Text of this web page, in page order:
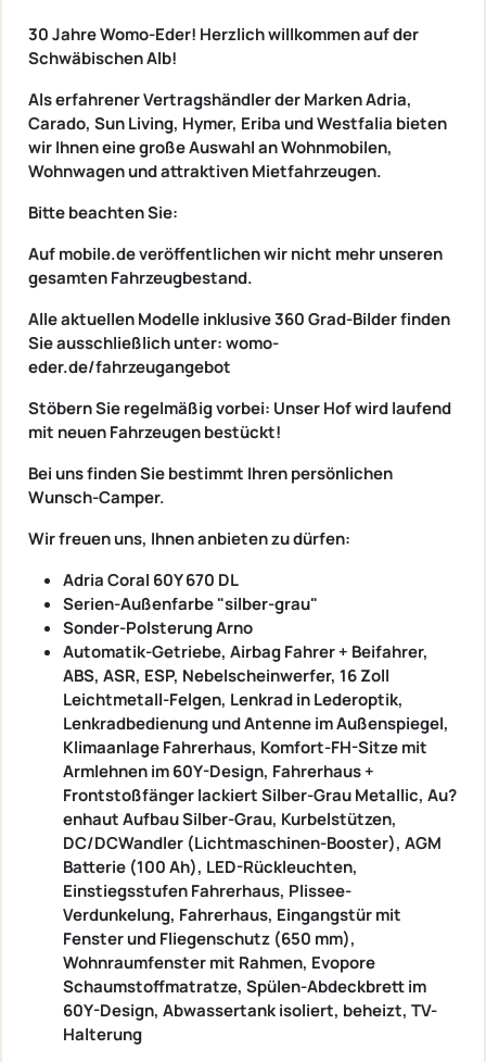
30 Jahre Womo-Eder! Herzlich willkommen auf der
Schwäbischen Alb!
Als erfahrener Vertragshändler der Marken Adria,
Carado, Sun Living, Hymer, Eriba und Westfalia bieten
wir Ihnen eine große Auswahl an Wohnmobilen,
Wohnwagen und attraktiven Mietfahrzeugen.
Bitte beachten Sie:
Auf mobile.de veröffentlichen wir nicht mehr unseren
gesamten Fahrzeugbestand.
Alle aktuellen Modelle inklusive 360 Grad-Bilder finden
Sie ausschließlich unter: womo-
eder.de/fahrzeugangebot
Stöbern Sie regelmäßig vorbei: Unser Hof wird laufend
mit neuen Fahrzeugen bestückt!
Bei uns finden Sie bestimmt Ihren persönlichen
Wunsch-Camper.
Wir freuen uns, Ihnen anbieten zu dürfen:
Adria Coral 60Y 670 DL
Serien-Außenfarbe "silber-grau"
Sonder-Polsterung Arno
Automatik-Getriebe, Airbag Fahrer + Beifahrer,
ABS, ASR, ESP, Nebelscheinwerfer, 16 Zoll
Leichtmetall-Felgen, Lenkrad in Lederoptik,
Lenkradbedienung und Antenne im Außenspiegel,
Klimaanlage Fahrerhaus, Komfort-FH-Sitze mit
Armlehnen im 60Y-Design, Fahrerhaus +
Frontstoßfänger lackiert Silber-Grau Metallic, Au?
enhaut Aufbau Silber-Grau, Kurbelstützen,
DC/DCWandler (Lichtmaschinen-Booster), AGM
Batterie (100 Ah), LED-Rückleuchten,
Einstiegsstufen Fahrerhaus, Plissee-
Verdunkelung, Fahrerhaus, Eingangstür mit
Fenster und Fliegenschutz (650 mm),
Wohnraumfenster mit Rahmen, Evopore
Schaumstoffmatratze, Spülen-Abdeckbrett im
60Y-Design, Abwassertank isoliert, beheizt, TV-
Halterung